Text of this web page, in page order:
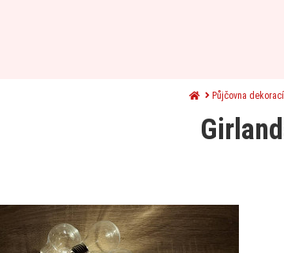
Půjčovna dekorací